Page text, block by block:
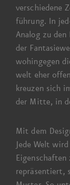
verschiedene
führung. In
Analog zu
der
wohingegen
welt eher
kreuzen sich
der Mitte, in
Mit dem
Jede Welt
repräsentiert,